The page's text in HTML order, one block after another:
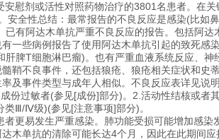
慰剂或活性对照药物治疗的3801名患者。在
安全性总结：最常报告的不良反应是感染(比如
已有阿达木单抗严重不良反应的报告。包括阿
一些病例报告了使用阿达木单抗引起的致死
肝脾T细胞淋巴瘤)。也有严重血液系统反应、
鞘不良事件，还包括狼疮、狼疮相关症状和
及事件类型与成年人相似。不良反应表详见说明
份过敏者(参见[成份]部分)。2.活动性结核或
类Ⅲ/Ⅳ级)(参见[注意事项]部分)。
者更易发生严重感染。肺功能受损可能增加感
木单抗的清除可能长达4个月，因此在此期间